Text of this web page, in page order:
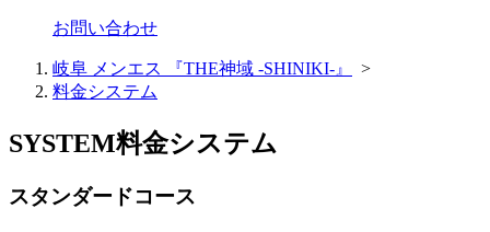
お問い合わせ
岐阜 メンエス 『THE神域 -SHINIKI-』
>
料金システム
SYSTEM料金システム
スタンダードコース